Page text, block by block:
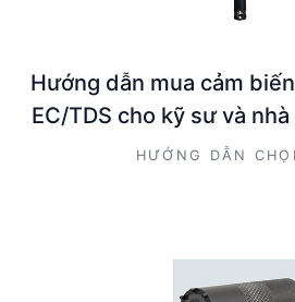
Hướng dẫn mua cảm
EC/TDS cho kỹ sư và
HƯỚNG DẪN